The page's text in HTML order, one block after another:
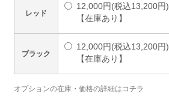
レッド
12,000円(税込13,200円)
【在庫あり】
ブラック
12,000円(税込13,200円)
【在庫あり】
オプションの在庫・価格の詳細はコチラ